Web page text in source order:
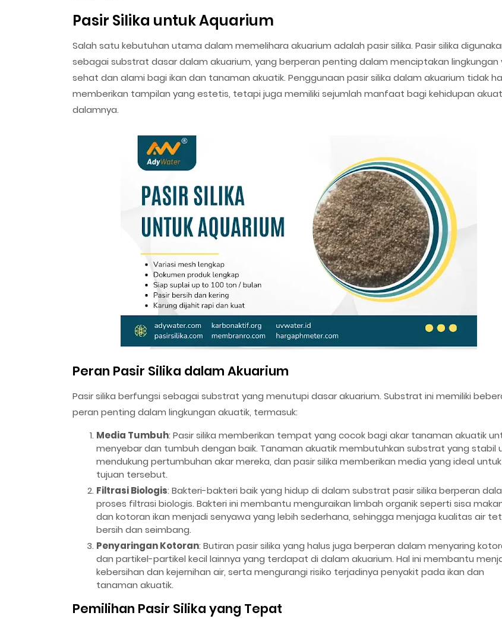
Pasir Silika untuk Aquarium
Salah satu kebutuhan utama dalam memelihara akuarium adalah pasir silika. Pasir silika
sebagai substrat dasar dalam akuarium, yang berperan penting dalam menciptakan lingkungan
sehat dan alami bagi ikan dan tanaman akuatik. Penggunaan pasir silika dalam akuarium tidak
memberikan tampilan yang estetis, tetapi juga memiliki sejumlah manfaat bagi kehidupan
dalamnya.
Peran Pasir Silika dalam Akuarium
Pasir silika berfungsi sebagai substrat yang menutupi dasar akuarium. Substrat ini memiliki
peran penting dalam lingkungan akuatik, termasuk:
Media Tumbuh: Pasir silika memberikan tempat yang cocok bagi akar tanaman akuatik
menyebar dan tumbuh dengan baik. Tanaman akuatik membutuhkan substrat yang stabil
mendukung pertumbuhan akar mereka, dan pasir silika memberikan media yang ideal untuk
tujuan tersebut.
Filtrasi Biologis: Bakteri-bakteri baik yang hidup di dalam substrat pasir silika berperan
proses filtrasi biologis. Bakteri ini membantu menguraikan limbah organik seperti sisa
dan kotoran ikan menjadi senyawa yang lebih sederhana, sehingga menjaga kualitas air
bersih dan seimbang.
Penyaringan Kotoran: Butiran pasir silika yang halus juga berperan dalam menyaring
dan partikel-partikel kecil lainnya yang terdapat di dalam akuarium. Hal ini membantu
kebersihan dan kejernihan air, serta mengurangi risiko terjadinya penyakit pada ikan dan
tanaman akuatik.
Pemilihan Pasir Silika yang Tepat